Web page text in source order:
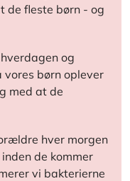
de fleste børn - og
og
børn oplever
med at de
hver morgen
de kommer
vi bakterierne